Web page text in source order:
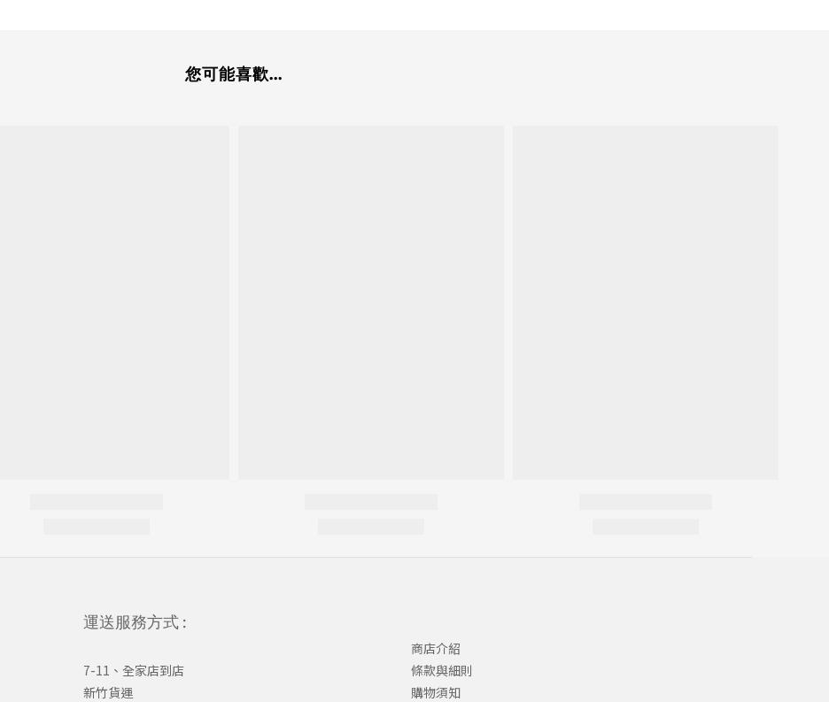
您可能喜歡...
運送服務方式 :
7-11、全家店到店
新竹貨運
商店介紹
條款與細則
購物須知